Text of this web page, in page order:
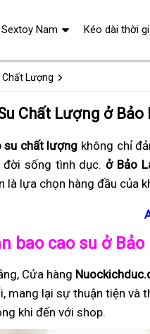
Chất Lượng
Chất Lượng ở
su chất lượng không chỉ
sống tình dục. ở Bảo
là lựa chọn hàng đầu của
bao cao su ở Bảo
Cửa hàng
mang lại sự thuận tiện và
khi đến với shop.
Sextoy Nam Kéo dài thời